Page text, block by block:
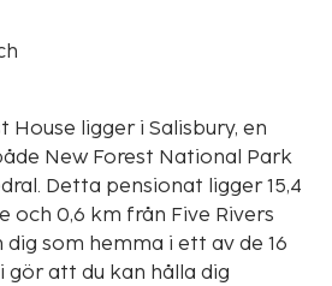
House ligger i Salisbury, en
New Forest National Park
15,4
och 0,6 km från Five Rivers
dig som hemma i ett av de 16
gör att du kan hålla dig